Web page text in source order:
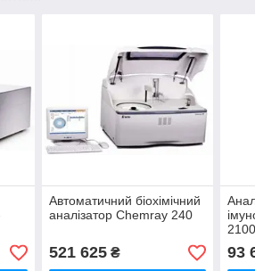
Автоматичний біохімічний
аналізатор Chemray 240
521 625₴ 93